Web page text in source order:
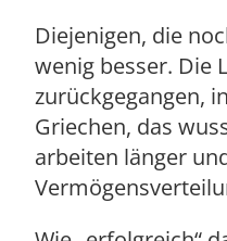
Diejenigen, die
wenig besser. Die
zurückgegangen,
Griechen, das
arbeiten länger